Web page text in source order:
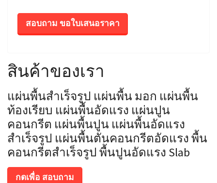
สอบถาม ขอใบเสนอราคา
สินค้าของเรา
แผ่นพื้นสำเร็จรูป แผ่นพื้น มอก แผ่นพื้น
ท้องเรียบ แผ่นพื้นอัดแรง แผ่นปูน
คอนกรีต แผ่นพื้นปูน แผ่นพื้นอัดแรง
สำเร็จรูป แผ่นพื้นตันคอนกรีตอัดแรง พื้น
คอนกรีตสำเร็จรูป พื้นปูนอัดแรง Slab
กดเพื่อ สอบถาม